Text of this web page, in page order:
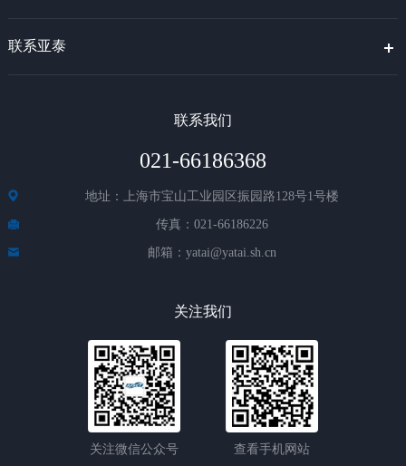
联系亚泰
联系我们
021-66186368
地址：上海市宝山工业园区振园路128号1号楼
传真：021-66186226
邮箱：yatai@yatai.sh.cn
关注我们
关注微信公众号 查看手机网站